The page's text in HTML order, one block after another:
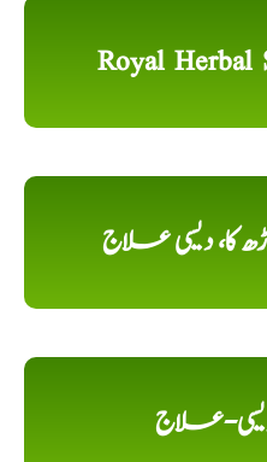
Royal Herbal
دیسی علاج
علاج